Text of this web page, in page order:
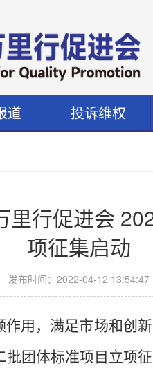
道 投诉维权
里行促进会
项征集启动
发布时间：2022-04-12 13:54:47
用，满足市场和创
批团体标准项目立项征